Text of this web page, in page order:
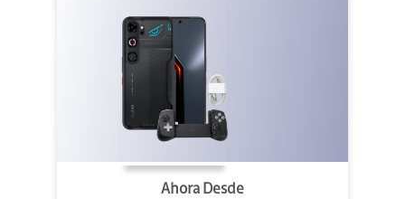
Ahora Desde